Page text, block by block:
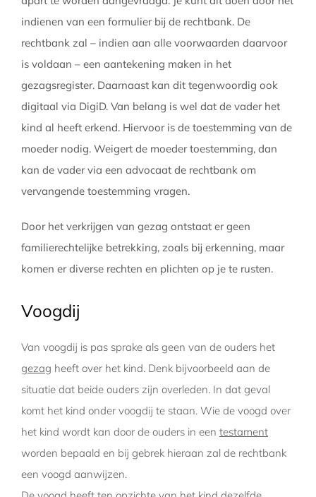
indienen van een formulier bij de rechtbank. De
rechtbank zal – indien aan alle voorwaarden daarvoor
is voldaan – een aantekening maken in het
gezagsregister. Daarnaast kan dit tegenwoordig ook
digitaal via DigiD. Van belang is wel dat de vader het
kind al heeft erkend. Hiervoor is de toestemming van de
moeder nodig. Weigert de moeder toestemming, dan
kan de vader via een advocaat de rechtbank om
vervangende toestemming vragen.
Door het verkrijgen van gezag ontstaat er geen
familierechtelijke betrekking, zoals bij erkenning, maar
komen er diverse rechten en plichten op je te rusten.
Voogdij
Van voogdij is pas sprake als geen van de ouders het
gezag heeft over het kind. Denk bijvoorbeeld aan de
situatie dat beide ouders zijn overleden. In dat geval
komt het kind onder voogdij te staan. Wie de voogd over
het kind wordt kan door de ouders in een testament
worden bepaald en bij gebrek hieraan zal de rechtbank
een voogd aanwijzen.